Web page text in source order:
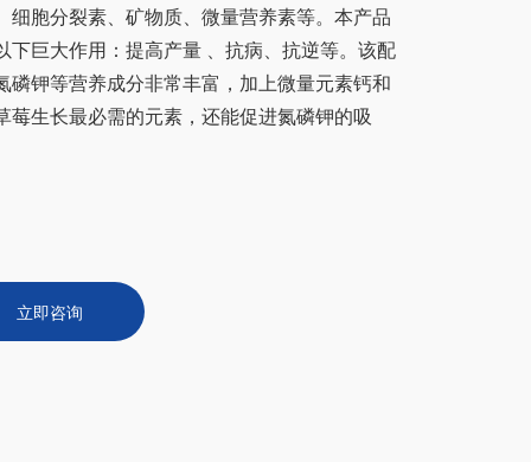
细胞分裂素、矿物质、微量营养素等。本产品
下巨大作用：提高产量 、抗病、抗逆等。该配
磷钾等营养成分非常丰富，加上微量元素钙和
莓生长最必需的元素，还能促进氮磷钾的吸
立即咨询